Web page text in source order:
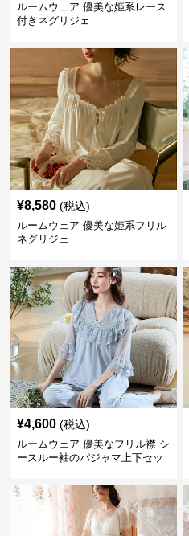
ルームウェア 優美な姫系レース
付きネグリジェ
¥8,580 (税込)
ルームウェア 優美な姫系フリル
ネグリジェ
¥4,600 (税込)
ルームウェア 優美なフリル襟 シ
ースルー袖のパジャマ上下セッ